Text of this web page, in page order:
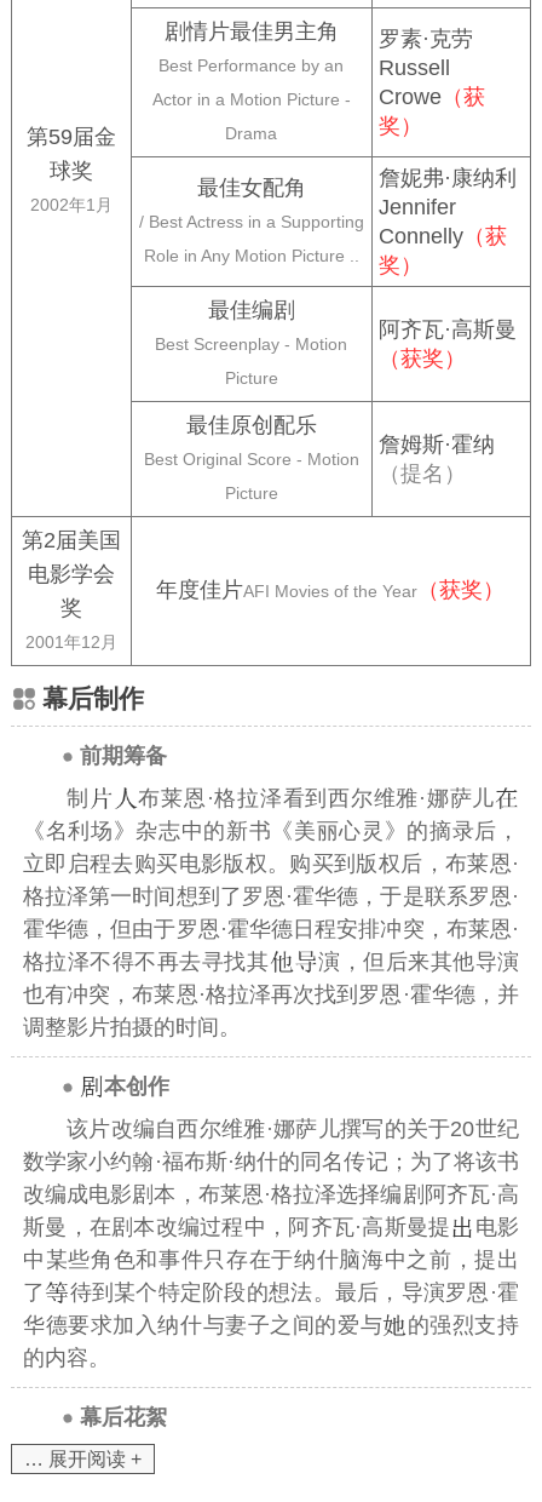
第59届金
球奖
2002年1月
剧情片最佳男主角
Best Performance by an
Actor in a Motion Picture -
Drama
罗素·克劳
Russell
Crowe（获
奖）
最佳女配角
/ Best Actress in a Supporting
Role in Any Motion Picture ..
詹妮弗·康纳利
Jennifer
Connelly（获
奖）
最佳编剧
Best Screenplay - Motion
Picture
阿齐瓦·高斯曼
（获奖）
最佳原创配乐
Best Original Score - Motion
Picture
詹姆斯·霍纳
（提名）
第2届美国
电影学会
奖
2001年12月
年度佳片AFI Movies of the Year （获奖）
幕后制作
前期筹备
制
布莱恩·格拉泽看到西尔维雅·娜萨儿
《名利场》 杂志中的新书《美丽心灵》的摘录后，
立即启程去购买电影版权。购买到版权后，布莱恩·
格拉泽第一时间想到了罗恩·霍华德，于是联系罗恩·
霍华德，但由于罗恩·霍华德日程安排冲突，布莱恩·
格拉泽不得不再去寻找其
演，但后来其他导演
也有冲突，布莱恩·格拉泽再次找到罗恩·霍华德，并
调整影片拍摄的时间。
本创作
该片改编自西尔维雅·娜萨儿撰写的关于20世纪
数学家小约翰·福布斯·纳什的同名传记；为了将该书
改编成电影剧本，布莱恩·格拉泽选择编剧阿齐瓦·高
斯曼，在剧本改编过程中，阿齐瓦·高斯曼提
电影
中某些角色和事件只存在于纳什脑海中之前，提出
了
待到某个特定阶段的想法。最后，导演罗恩·霍
华德要求加入纳什与妻子之间的爱与
的强烈支持
的内容。
幕后花絮
… 展开阅读 +